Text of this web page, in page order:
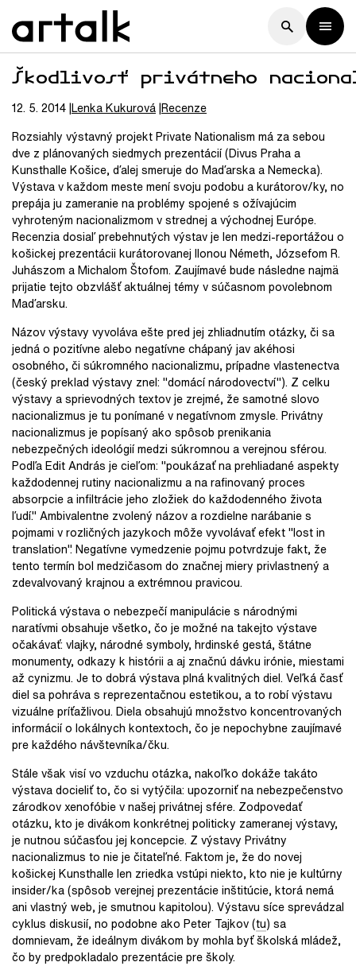
Škodlivosť privátneho
12. 5. 2014 LenkaKukurová Recenze
Rozsiahly výstavný projekt Private Nationalism má za sebou
dve z plánovaných siedmych prezentácií (Divus Praha a
Kunsthalle Košice, ďalej smeruje do Maďarska a Nemecka).
Výstava v každom meste mení svoju podobu a kurátorov/ky, no
prepája ju zameranie na problémy spojené s ožívajúcim
vyhroteným nacionalizmom v strednej a východnej Európe.
Recenzia dosiaľ prebehnutých výstav je len medzi-reportážou o
košickej prezentácii kurátorovanej Ilonou Németh, Józsefom R.
Juhászom a Michalom Štofom. Zaujímavé bude následne najmä
prijatie tejto obzvlášť aktuálnej témy v súčasnom povolebnom
Maďarsku.
Názov výstavy vyvoláva ešte pred jej zhliadnutím otázky, či sa
jedná o pozitívne alebo negatívne chápaný jav akéhosi
osobného, či súkromného nacionalizmu, prípadne vlastenectva
(český preklad výstavy znel: "domácí národovectví"). Z celku
výstavy a sprievodných textov je zrejmé, že samotné slovo
nacionalizmus je tu ponímané v negatívnom zmysle. Privátny
nacionalizmus je popísaný ako spôsob prenikania
nebezpečných ideológií medzi súkromnou a verejnou sférou.
Podľa Edit András je cieľom: "poukázať na prehliadané aspekty
každodennej rutiny nacionalizmu a na rafinovaný proces
absorpcie a infiltrácie jeho zložiek do každodenného života
ľudí." Ambivalentne zvolený názov a rozdielne narábanie s
pojmami v rozličných jazykoch môže vyvolávať efekt "lost in
translation". Negatívne vymedzenie pojmu potvrdzuje fakt, že
tento termín bol medzičasom do značnej miery privlastnený a
zdevalvovaný krajnou a extrémnou pravicou.
Politická výstava o nebezpečí manipulácie s národnými
naratívmi obsahuje všetko, čo je možné na takejto výstave
očakávať: vlajky, národné symboly, hrdinské gestá, štátne
monumenty, odkazy k histórii a aj značnú dávku irónie, miestami
až cynizmu. Je to dobrá výstava plná kvalitných diel. Veľká časť
diel sa pohráva s reprezentačnou estetikou, a to robí výstavu
vizuálne príťažlivou. Diela obsahujú množstvo koncentrovaných
informácií o lokálnych kontextoch, čo je nepochybne zaujímavé
pre každého návštevníka/čku.
Stále však visí vo vzduchu otázka, nakoľko dokáže takáto
výstava docieliť to, čo si vytýčila: upozorniť na nebezpečenstvo
zárodkov xenofóbie v našej privátnej sfére. Zodpovedať
otázku, kto je divákom konkrétnej politicky zameranej výstavy,
je nutnou súčasťou jej koncepcie. Z výstavy Privátny
nacionalizmus to nie je čitateľné. Faktom je, že do novej
košickej Kunsthalle len zriedka vstúpi niekto, kto nie je kultúrny
insider/ka (spôsob verejnej prezentácie inštitúcie, ktorá nemá
ani vlastný web, je smutnou kapitolou). Výstavu síce sprevádzal
cyklus diskusií, no podobne ako Peter Tajkov (tu) sa
domnievam, že ideálnym divákom by mohla byť školská mládež,
čo by predpokladalo prezentácie pre školy.